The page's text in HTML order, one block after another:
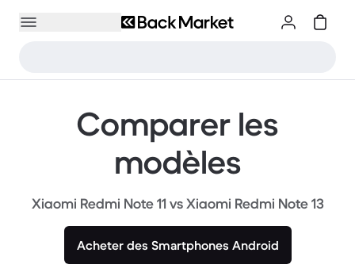
Comparer les
modèles
Xiaomi Redmi Note 11 vs Xiaomi Redmi Note 13
Acheter des Smartphones Android